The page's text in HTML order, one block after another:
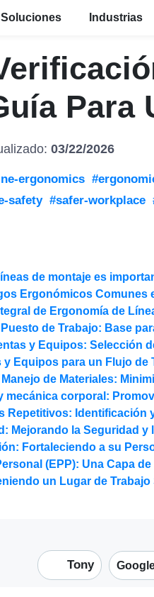
Soluciones Industrias
Para
03/22/2026
ergonomics
safety #safer-workplace
de montaje es
Ergonómicos Comunes
de Ergonomía de
de Trabajo: Base
y Equipos: Selección
Equipos para un Flujo de
de Materiales:
mecánica corporal:
Repetitivos: Identificación
Mejorando la Seguridad y
Fortaleciendo a su
(EPP): Una Capa
un Lugar de Trabajo
Tony